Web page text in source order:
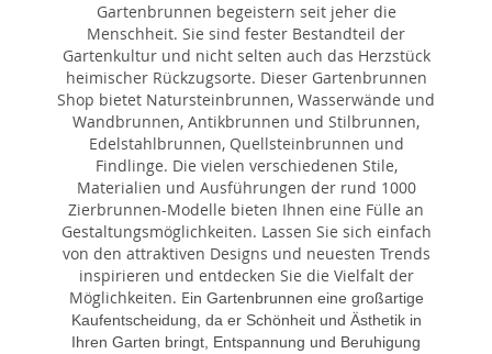
Gartenbrunnen begeistern seit jeher die
Menschheit. Sie sind fester Bestandteil der
Gartenkultur und nicht selten auch das Herzstück
heimischer Rückzugsorte. Dieser Gartenbrunnen
Shop bietet Natursteinbrunnen, Wasserwände und
Wandbrunnen, Antikbrunnen und Stilbrunnen,
Edelstahlbrunnen, Quellsteinbrunnen und
Findlinge. Die vielen verschiedenen Stile,
Materialien und Ausführungen der rund 1000
Zierbrunnen-Modelle bieten Ihnen eine Fülle an
Gestaltungsmöglichkeiten. Lassen Sie sich einfach
von den attraktiven Designs und neuesten Trends
inspirieren und entdecken Sie die Vielfalt der
Möglichkeiten. Ein Gartenbrunnen eine großartige
Kaufentscheidung, da er Schönheit und Ästhetik in
Ihren Garten bringt, Entspannung und Beruhigung